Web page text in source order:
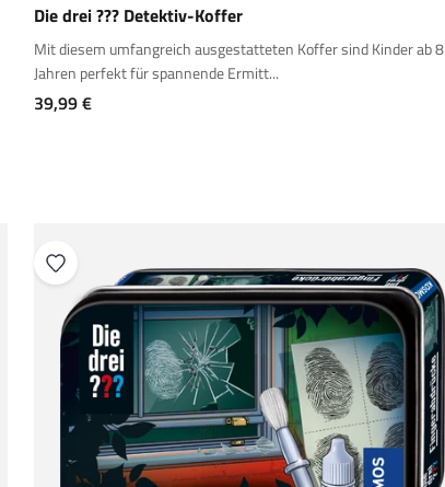
Die drei ??? Detektiv-Koffer
Mit diesem umfangreich ausgestatteten Koffer sind Kinder ab 8
Jahren perfekt für spannende Ermitt...
Angebot
39,99 €